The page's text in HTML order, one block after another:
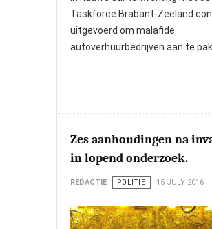
Taskforce Brabant-Zeeland
uitgevoerd om malafide
autoverhuurbedrijven aan te
Zes aanhoudingen na
in lopend onderzoek.
REDACTIE POLITIE 15 JULY 2016